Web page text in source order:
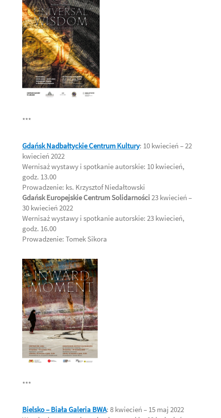
***
Gdańsk Nadbałtyckie Centrum Kultury: 10 kwiecień – 22
kwiecień 2022
Wernisaż wystawy i spotkanie autorskie: 10 kwiecień,
godz. 13.00
Prowadzenie: ks. Krzysztof Niedałtowski
Gdańsk Europejskie Centrum Solidarności23 kwiecień –
30 kwiecień 2022
Wernisaż wystawy i spotkanie autorskie: 23 kwiecień,
godz. 16.00
Prowadzenie: Tomek Sikora
***
Bielsko – BiałaGaleria BWA: 8 kwiecień – 15 maj 2022